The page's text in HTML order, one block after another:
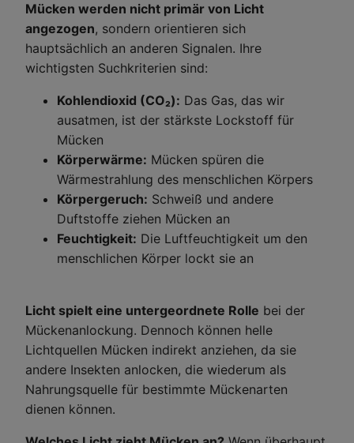
Mücken werden nicht primär von Licht
angezogen, sondern orientieren sich
hauptsächlich an anderen Signalen. Ihre
wichtigsten Suchkriterien sind:
Kohlendioxid (CO₂): Das Gas, das wir
ausatmen, ist der stärkste Lockstoff für
Mücken
Körperwärme: Mücken spüren die
Wärmestrahlung des menschlichen Körpers
Körpergeruch: Schweiß und andere
Duftstoffe ziehen Mücken an
Feuchtigkeit: Die Luftfeuchtigkeit um den
menschlichen Körper lockt sie an
Licht spielt eine untergeordnete Rolle bei der
Mückenanlockung. Dennoch können helle
Lichtquellen Mücken indirekt anziehen, da sie
andere Insekten anlocken, die wiederum als
Nahrungsquelle für bestimmte Mückenarten
dienen können.